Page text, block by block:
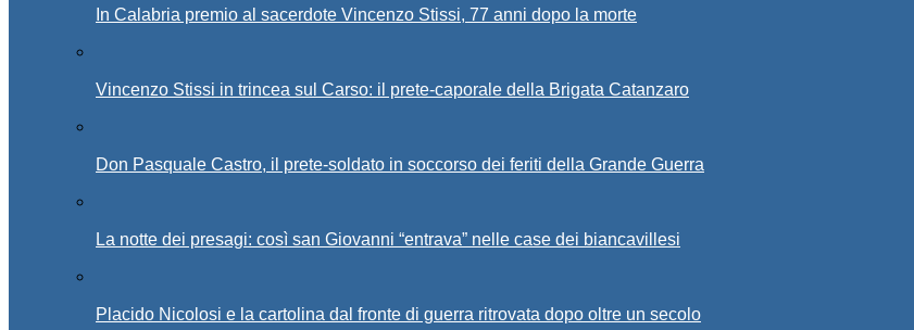
In Calabria premio al sacerdote Vincenzo Stissi, 77 anni dopo la morte
Vincenzo Stissi in trincea sul Carso: il prete-caporale della Brigata Catanzaro
Don Pasquale Castro, il prete-soldato in soccorso dei feriti della Grande Guerra
La notte dei presagi: così san Giovanni “entrava” nelle case dei biancavillesi
Placido Nicolosi e la cartolina dal fronte di guerra ritrovata dopo oltre un secolo